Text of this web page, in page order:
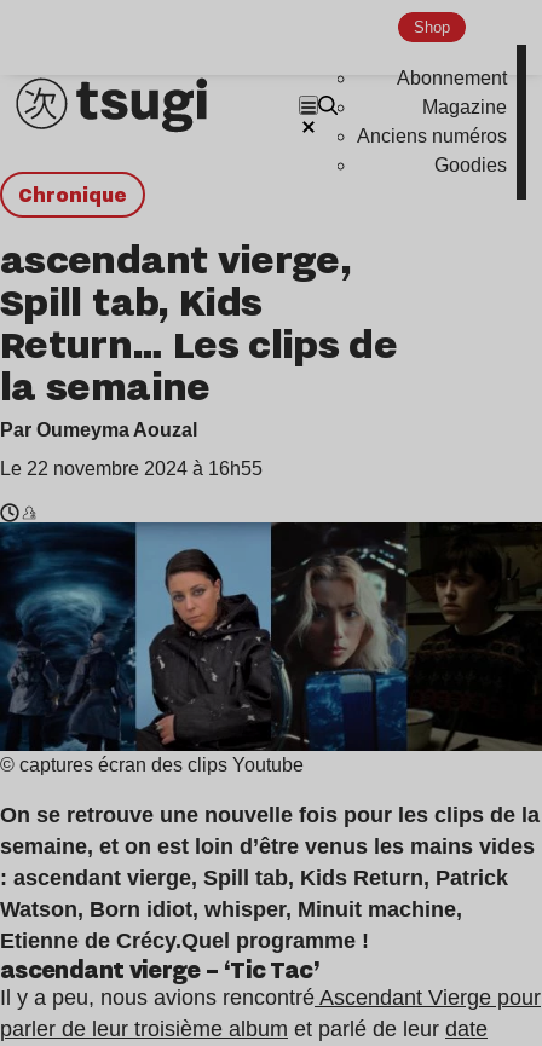
Shop
Abonnement
Magazine
Anciens numéros
Goodies
chronique
ascendant vierge,
Spill tab, Kids
Return… Les clips de
la semaine
Par Oumeyma Aouzal
Le 22 novembre 2024 à 16h55
Temps
lecture
min
ascendant
vierge
,
spill
tab
,
Kids
Return
© captures écran des clips Youtube
On se retrouve une nouvelle fois pour les clips de la
semaine, et on est loin d’être venus les mains vides
: ascendant vierge, Spill tab, Kids Return, Patrick
Watson, Born idiot, whisper, Minuit machine,
Etienne de Crécy.Quel programme !
ascendant vierge – ‘Tic Tac’
Il y a peu, nous avions rencontré Ascendant Vierge pour
parler de leur troisième album et parlé de leur date